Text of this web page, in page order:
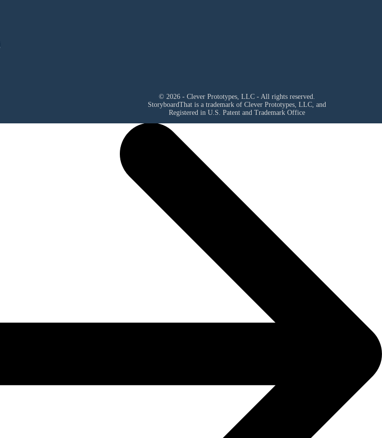
© 2026 - Clever Prototypes, LLC - All rights reserved.
StoryboardThat is a trademark of Clever Prototypes, LLC, and
Registered in U.S. Patent and Trademark Office